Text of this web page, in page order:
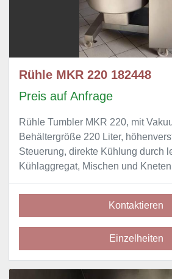
Rühle MKR 220 182448
Preis auf Anfrage
Rühle Tumbler MKR 220, mit
Behältergröße 220 Liter,
Steuerung, direkte Kühlung durch
Kühlaggregat, Mischen und
Kontaktieren
Einzelheiten